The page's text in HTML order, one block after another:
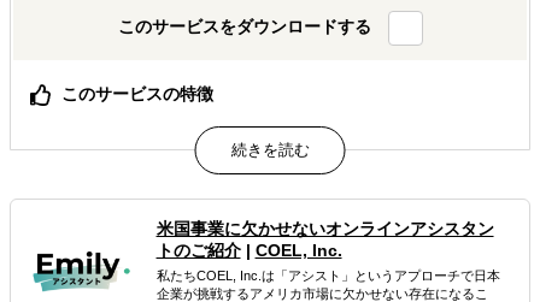
このサービスをダウンロードする
このサービスの特徴
アメリカのビジネスに精通した現地在住の日米バイリンガ
ルのアシスタントが、日本企業のアメリカ進出をサポート
EC事業、カスタマーサービス、マーケティング、SNS運
用、翻訳、市場調査、バックオフィスなど多岐に渡る業務
のサポートが可能です。
アシスタントは様々な州や地域で生活しており、アメリカ
現地の流行など生きた情報を提供します。
米国事業に欠かせないオンラインアシスタン
トのご紹介| COEL, Inc.
私たちCOEL, Inc.は「アシスト」というアプローチで日本
企業が挑戦するアメリカ市場に欠かせない存在になるこ